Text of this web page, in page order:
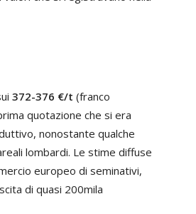
372-376 €/t (franco
quotazione che si era
nonostante qualche
lombardi. Le stime diffuse
europeo di seminativi,
di quasi 200mila